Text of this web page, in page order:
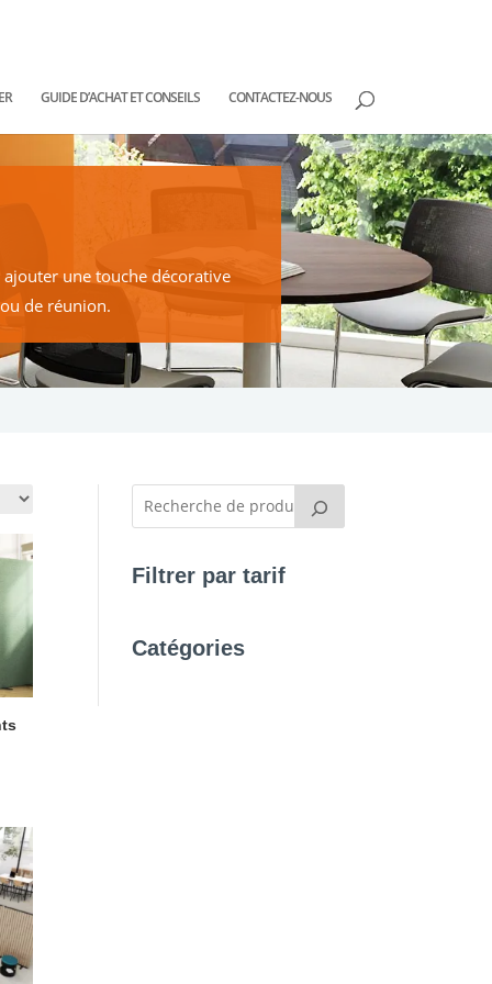
GUIDE D’ACHAT ET CONSEILS CONTACTEZ-NOUS
une touche décorative
de réunion.
Filtrer par tarif
Catégories